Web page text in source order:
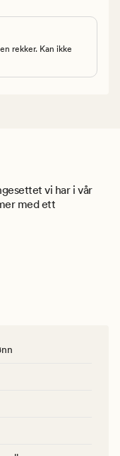
rekker. Kan ikke
vi har i vår
med ett